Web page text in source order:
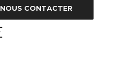
NOUS CONTACTER